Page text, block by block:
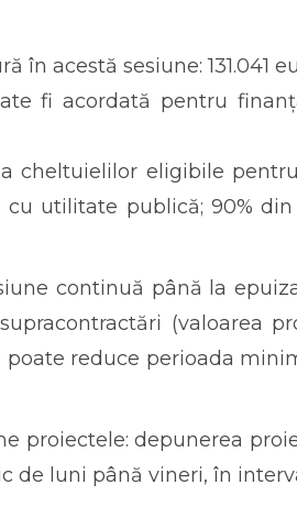
în acestă sesiune: 131.041
fi acordată pentru
cheltuielilor eligibile
utilitate publică; 90%
continuă până la
(valoarea
poate reduce perioada
proiectele: depunerea
de luni până vineri, în